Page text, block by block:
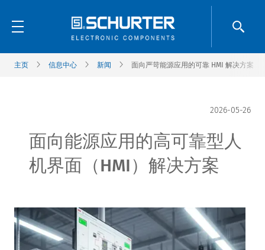
主页 信息中心 新闻 面向严苛能源应用的可靠 HMI 解决方案
2026-05-26
面向能源应用的高可靠型人
机界面（HMI）解决方案